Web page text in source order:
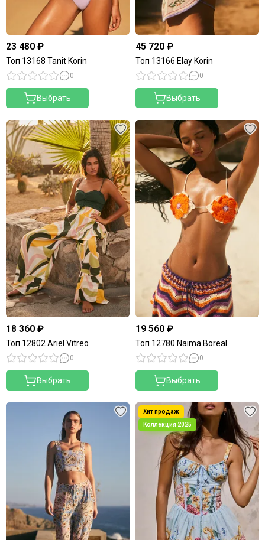
23 480 ₽
Топ 13168 Tanit Korin
0
Выбрать
45 720 ₽
Топ 13166 Elay Korin
0
Выбрать
18 360 ₽
Топ 12802 Ariel Vitreo
0
Выбрать
19 560 ₽
Топ 12780 Naima Boreal
0
Выбрать